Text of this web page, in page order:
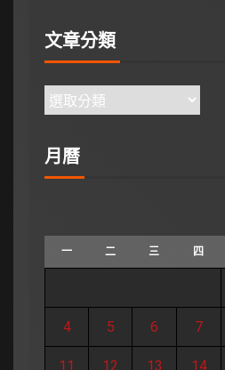
文章分類
月曆
一 二 三 四
4 5 6 7
11 12 13 14